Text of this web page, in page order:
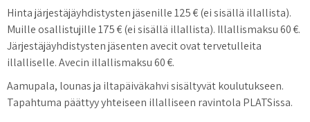
Hinta järjestäjäyhdistysten jäsenille 125 € (ei sisällä illallista).
Muille osallistujille 175 € (ei sisällä illallista). Illallismaksu 60 €.
Järjestäjäyhdistysten jäsenten avecit ovat tervetulleita
illalliselle. Avecin illallismaksu 60 €.
Aamupala, lounas ja iltapäiväkahvi sisältyvät koulutukseen.
Tapahtuma päättyy yhteiseen illalliseen ravintola PLATSissa.